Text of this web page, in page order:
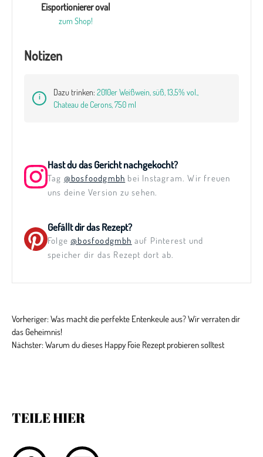
Eisportionierer oval
zum Shop!
Notizen
Dazu trinken: 2010er Weißwein, süß, 13,5% vol.,
Chateau de Cerons, 750 ml
Hast du das Gericht nachgekocht?
Tag @bosfoodgmbh bei Instagram. Wir freuen
uns deine Version zu sehen.
Gefällt dir das Rezept?
Folge@bosfoodgmbh auf Pinterest und
speicher dir das Rezept dort ab.
Vorheriger: Was macht die perfekte Entenkeule aus? Wir verraten dir
das Geheimnis!
Nächster: Warum du dieses Happy Foie Rezept probieren solltest
TEILE HIER